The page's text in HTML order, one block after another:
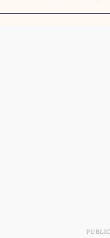
déficit budgétaire